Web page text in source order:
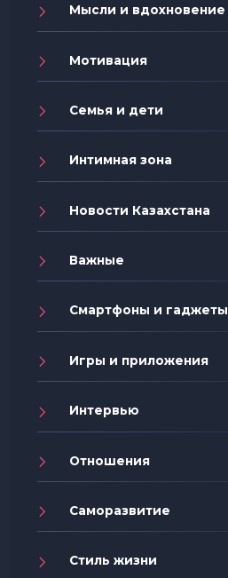
Мысли и вдохновение
Мотивация
Семья и дети
Интимная зона
Новости Казахстана
Важные
Смартфоны и гаджеты
Игры и приложения
Интервью
Отношения
Саморазвитие
Стиль жизни